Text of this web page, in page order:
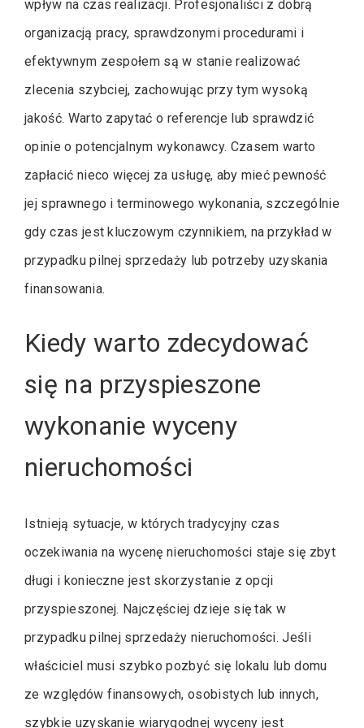
wpływ na czas realizacji. Profesjonaliści z dobrą
organizacją pracy, sprawdzonymi procedurami i
efektywnym zespołem są w stanie realizować
zlecenia szybciej, zachowując przy tym wysoką
jakość. Warto zapytać o referencje lub sprawdzić
opinie o potencjalnym wykonawcy. Czasem warto
zapłacić nieco więcej za usługę, aby mieć pewność
jej sprawnego i terminowego wykonania, szczególnie
gdy czas jest kluczowym czynnikiem, na przykład w
przypadku pilnej sprzedaży lub potrzeby uzyskania
finansowania.
Kiedy warto zdecydować
się na przyspieszone
wykonanie wyceny
nieruchomości
Istnieją sytuacje, w których tradycyjny czas
oczekiwania na wycenę nieruchomości staje się zbyt
długi i konieczne jest skorzystanie z opcji
przyspieszonej. Najczęściej dzieje się tak w
przypadku pilnej sprzedaży nieruchomości. Jeśli
właściciel musi szybko pozbyć się lokalu lub domu
ze względów finansowych, osobistych lub innych,
szybkie uzyskanie wiarygodnej wyceny jest